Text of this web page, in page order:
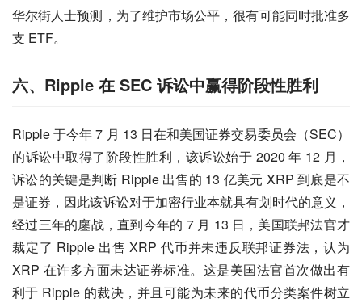
华尔街人士预测，为了维护市场公平，很有可能同时批准多
支 ETF。
六、Ripple 在 SEC 诉讼中赢得阶段性胜利
Ripple 于今年 7 月 13 日在和美国证券交易委员会（SEC）
的诉讼中取得了阶段性胜利，该诉讼始于 2020 年 12 月，
诉讼的关键是判断 Ripple 出售的 13 亿美元 XRP 到底是不
是证券，因此该诉讼对于加密行业本就具有划时代的意义，
经过三年的鏖战，直到今年的 7 月 13 日，美国联邦法官才
裁定了 Ripple 出售 XRP 代币并未违反联邦证券法，认为
XRP 在许多方面未达证券标准。这是美国法官首次做出有
利于 Ripple 的裁决，并且可能为未来的代币分类案件树立